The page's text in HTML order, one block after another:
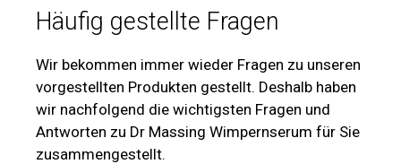
Häufig gestellte Fragen
Wir bekommen immer wieder Fragen zu unseren
vorgestellten Produkten gestellt. Deshalb haben
wir nachfolgend die wichtigsten Fragen und
Antworten zu Dr Massing Wimpernserum für Sie
zusammengestellt.